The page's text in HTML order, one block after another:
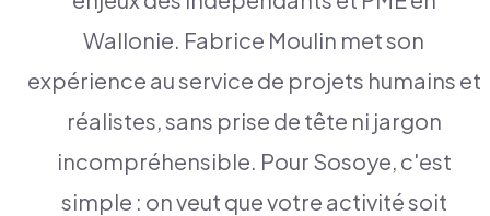
Wallonie. Fabrice Moulin met son
expérience au service de projets humains et
réalistes, sans prise de tête ni jargon
incompréhensible. Pour Sosoye, c'est
simple : on veut que votre activité soit